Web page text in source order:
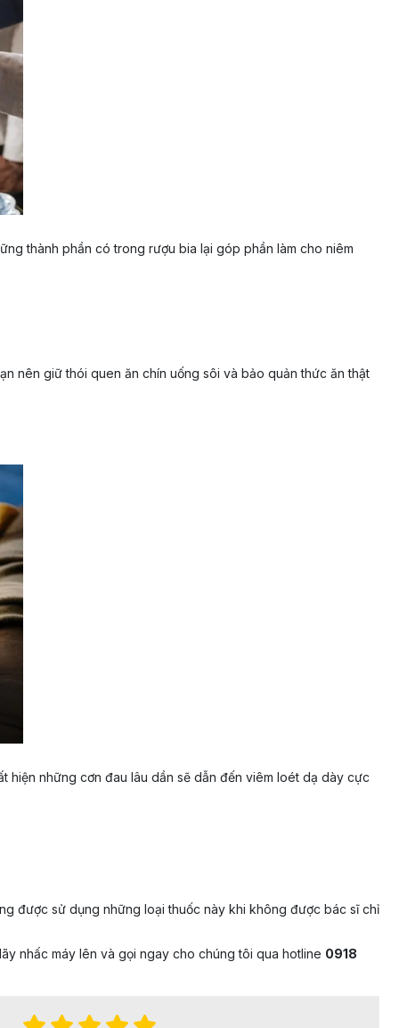
thành phần có trong rượu bia lại góp phần làm cho niêm
nên giữ thói quen ăn chín uống sôi và bảo quản thức ăn thật
hiện những cơn đau lâu dần sẽ dẫn đến viêm loét dạ dày cực
được sử dụng những loại thuốc này khi không được bác sĩ chỉ
nhấc máy lên và gọi ngay cho chúng tôi qua hotline 0918